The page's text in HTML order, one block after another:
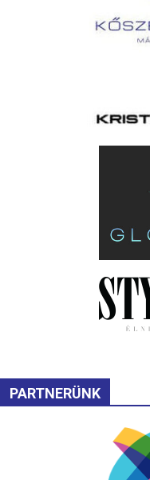
PARTNERÜNK